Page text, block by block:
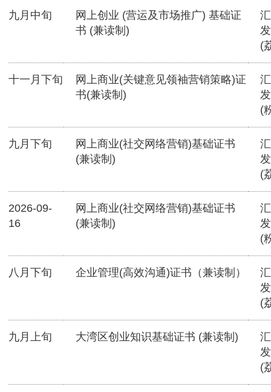
九月中旬
网上创业 (营运及市场推广) 基础证
书 (兼读制)
(
十一月下旬
网上商业(关键意见领袖营销策略)证
书(兼读制)
(
九月下旬
网上商业(社交网络营销)基础证书
(兼读制)
(
2026-09-
16
网上商业(社交网络营销)基础证书
(兼读制)
(
八月下旬 企业管理(高效沟通)证书（兼读制）
(
九月上旬 大湾区创业知识基础证书 (兼读制)
(